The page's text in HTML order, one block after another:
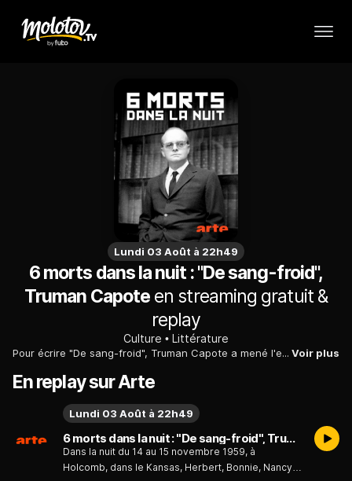
Lundi 03 Août à 22h49
6 morts dans la nuit : "De sang-froid",
Truman Capote en streaming gratuit &
replay
Culture Littérature
Pour écrire "De sang-froid", Truman Capote a mené l'enquête cinq ans durant au Kansas sur un quadruple meurtre et recueilli les confidences de ses deux auteurs. Voir plus
En replay sur Arte
6 morts dans la nuit : "De sang-froid", Truman Capote
Dans la nuit du 14 au 15 novembre 1959, à
Holcomb, dans le Kansas, Herbert, Bonnie, Nancy
Lundi 03 Août à 22h49